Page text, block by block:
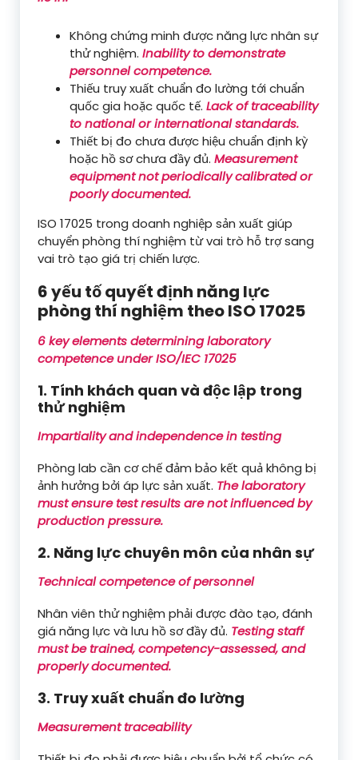
Không chứng minh được năng lực nhân sự
thử nghiệm. Inability to demonstrate
personnel competence.
Thiếu truy xuất chuẩn đo lường tới chuẩn
quốc gia hoặc quốc tế. Lack of traceability
to national or international standards.
Thiết bị đo chưa được hiệu chuẩn định kỳ
hoặc hồ sơ chưa đầy đủ. Measurement
equipment not periodically calibrated or
poorly documented.
ISO 17025 trong doanh nghiệp sản xuất giúp
chuyển phòng thí nghiệm từ vai trò hỗ trợ sang
vai trò tạo giá trị chiến lược.
6 yếu tố quyết định năng lực
phòng thí nghiệm theo ISO 17025
6 key elements determining laboratory
competence under ISO/IEC 17025
1. Tính khách quan và độc lập trong
thử nghiệm
Impartiality and independence in testing
Phòng lab cần cơ chế đảm bảo kết quả không bị
ảnh hưởng bởi áp lực sản xuất. The laboratory
must ensure test results are not influenced by
production pressure.
2. Năng lực chuyên môn của nhân sự
Technical competence of personnel
Nhân viên thử nghiệm phải được đào tạo, đánh
giá năng lực và lưu hồ sơ đầy đủ. Testing staff
must be trained, competency-assessed, and
properly documented.
3. Truy xuất chuẩn đo lường
Measurement traceability